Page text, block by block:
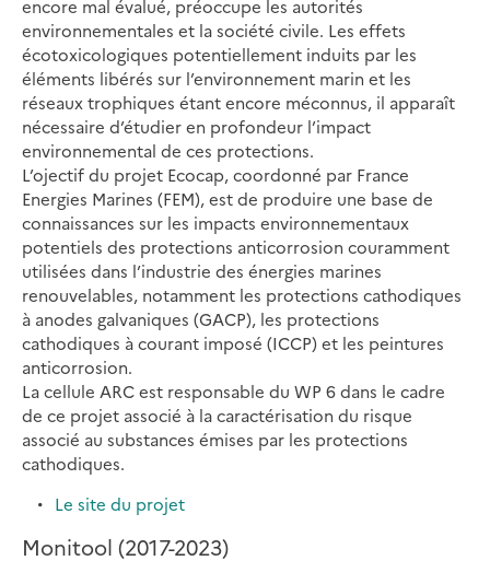
encore mal évalué, préoccupe les autorités
environnementales et la société civile. Les effets
écotoxicologiques potentiellement induits par les
éléments libérés sur l’environnement marin et les
réseaux trophiques étant encore méconnus, il apparaît
nécessaire d’étudier en profondeur l’impact
environnemental de ces protections.
L’ojectif du projet Ecocap, coordonné par France
Energies Marines (FEM), est de produire une base de
connaissances sur les impacts environnementaux
potentiels des protections anticorrosion couramment
utilisées dans l’industrie des énergies marines
renouvelables, notamment les protections cathodiques
à anodes galvaniques (GACP), les protections
cathodiques à courant imposé (ICCP) et les peintures
anticorrosion.
La cellule ARC est responsable du WP 6 dans le cadre
de ce projet associé à la caractérisation du risque
associé au substances émises par les protections
cathodiques.
Le site du projet
Monitool (2017-2023)